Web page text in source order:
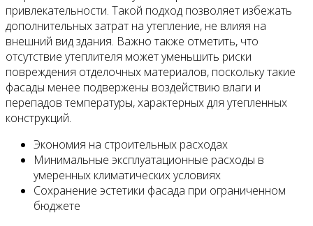
привлекательности. Такой подход позволяет избежать
дополнительных затрат на утепление, не влияя на
внешний вид здания. Важно также отметить, что
отсутствие утеплителя может уменьшить риски
повреждения отделочных материалов, поскольку такие
фасады менее подвержены воздействию влаги и
перепадов температуры, характерных для утепленных
конструкций.
Экономия на строительных расходах
Минимальные эксплуатационные расходы в
умеренных климатических условиях
Сохранение эстетики фасада при ограниченном
бюджете